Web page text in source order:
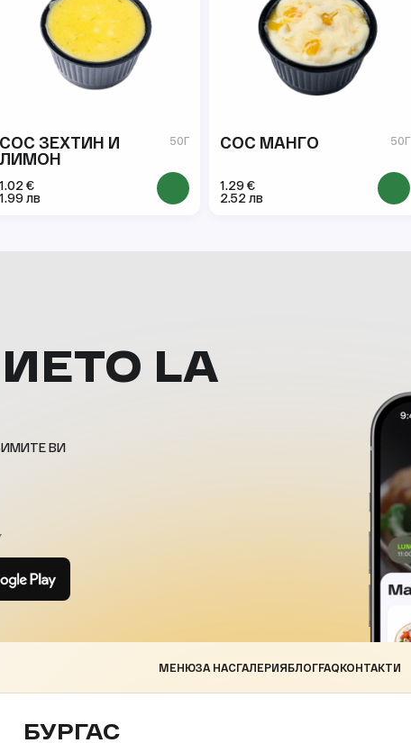
СОС ЗЕХТИН И
ЛИМОН
50Г
1.02 €
1.99 лв
СОС МАНГО 50Г
1.29 €
2.52 лв
LA
ВИ
МЕНЮЗА НАСГАЛЕРИЯБЛОГFAQКОНТАКТИ
БУРГАС